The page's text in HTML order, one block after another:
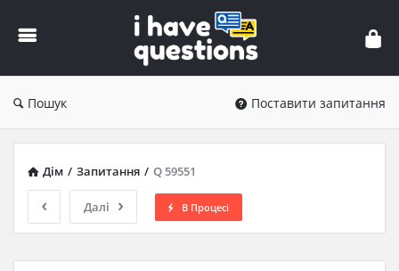
iHaveQuestions
Пошук Поставити запитання
Дім / Запитання / Q 59551
Далі В Процесі